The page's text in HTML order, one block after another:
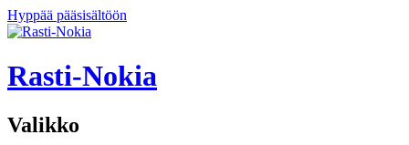
Hyppää pääsisältöön
Rasti-Nokia
Valikko